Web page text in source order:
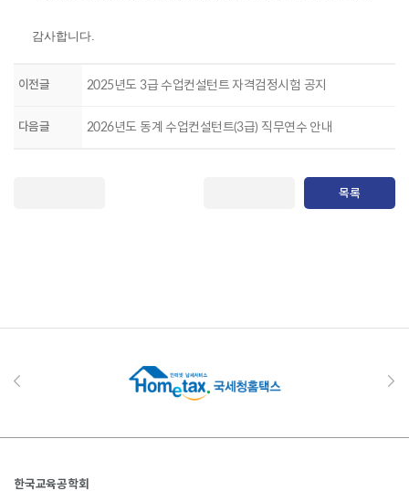
감사합니다.
이전글 2025년도 3급 수업컨설턴트 자격검정시험 공지
다음글 2026년도 동계 수업컨설턴트(3급) 직무연수 안내
목록
한국교육공학회